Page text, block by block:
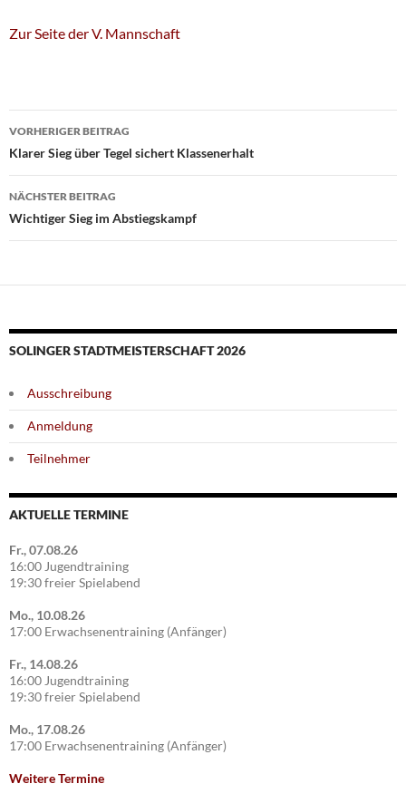
Zur Seite der V. Mannschaft
Beitragsnavigation
VORHERIGER BEITRAG
Klarer Sieg über Tegel sichert Klassenerhalt
NÄCHSTER BEITRAG
Wichtiger Sieg im Abstiegskampf
SOLINGER STADTMEISTERSCHAFT 2026
Ausschreibung
Anmeldung
Teilnehmer
AKTUELLE TERMINE
Fr., 07.08.26
16:00 Jugendtraining
19:30 freier Spielabend
Mo., 10.08.26
17:00 Erwachsenentraining (Anfänger)
Fr., 14.08.26
16:00 Jugendtraining
19:30 freier Spielabend
Mo., 17.08.26
17:00 Erwachsenentraining (Anfänger)
Weitere Termine